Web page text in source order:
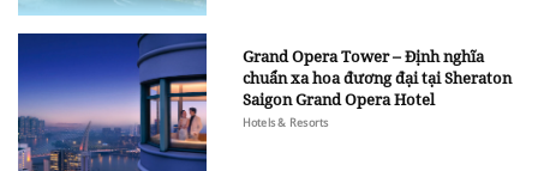
Grand Opera Tower – Định nghĩa
chuẩn xa hoa đương đại tại Sheraton
Saigon Grand Opera Hotel
Hotels & Resorts